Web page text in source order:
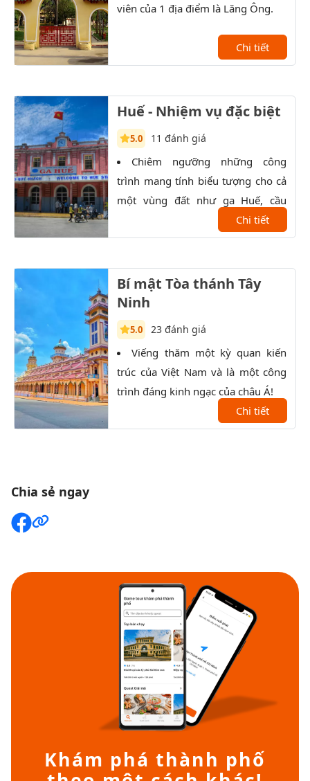
viên của 1 địa điểm là Lăng Ông.
Chi tiết
Huế - Nhiệm vụ đặc biệt
5.0 11 đánh giá
Chiêm ngưỡng những công
trình mang tính biểu tượng cho cả
một vùng đất như ga Huế, cầu
Trường Tiền, trường Quốc Học,...
lên
Chi tiết
Bí mật Tòa thánh Tây
Ninh
5.0 23 đánh giá
Viếng thăm một kỳ quan kiến
trúc của Việt Nam và là một công
trình đáng kinh ngạc của châu Á!
Chi tiết
Chia sẻ ngay
Khám phá thành phố